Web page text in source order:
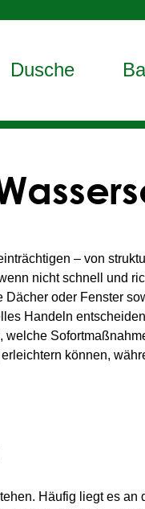
Dusche
– von
nicht schnell und
oder Fenster
Handeln
können,
Häufig liegt es an